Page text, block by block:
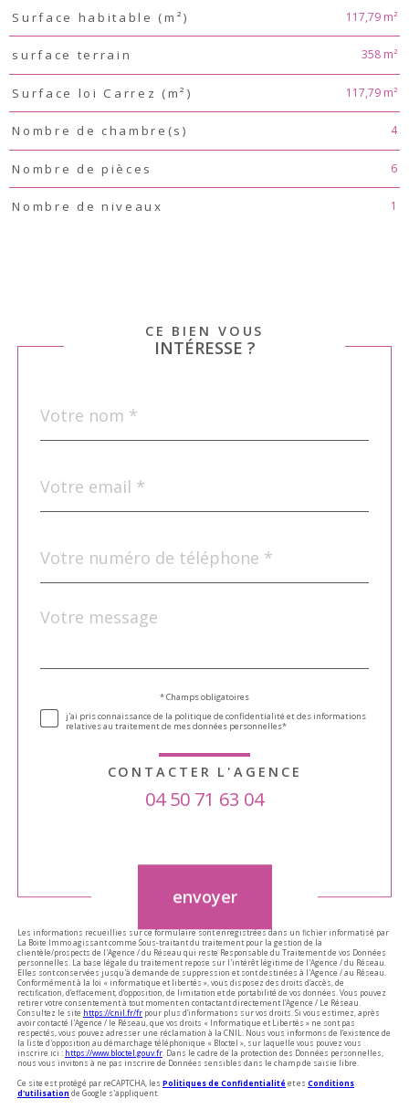
Surface habitable (m²) 117,79 m²
surface terrain 358 m²
Surface loi Carrez (m²) 117,79 m²
Nombre de chambre(s) 4
Nombre de pièces 6
Nombre de niveaux 1
CE BIEN VOUS
INTÉRESSE ?
par
*
*
*
Fieldset
par
Message
*
* Champs obligatoires
j'ai pris connaissance de la politique de confidentialité et des informations
relatives au traitement de mes données personnelles*
CONTACTER L'AGENCE
04 50 71 63 04
envoyer
Les informations recueillies sur ce formulaire sont enregistrées dans un fichier informatisé par
La Boite Immo agissant comme Sous-traitant du traitement pour la gestion de la
clientèle/prospects de l'Agence / du Réseau qui reste Responsable du Traitement de vos Données
personnelles. La base légale du traitement repose sur l'intérêt légitime de l'Agence / du Réseau.
Elles sont conservées jusqu'à demande de suppression et sont destinées à l'Agence / au Réseau.
Conformément à la loi « informatique et libertés », vous disposez des droits d’accès, de
rectification, d’effacement, d’opposition, de limitation et de portabilité de vos données. Vous pouvez
retirer votre consentement à tout moment en contactant directement l’Agence / Le Réseau.
Consultez le site https://cnil.fr/fr pour plus d’informations sur vos droits. Si vous estimez, après
avoir contacté l'Agence / le Réseau, que vos droits « Informatique et Libertés » ne sont pas
respectés, vous pouvez adresser une réclamation à la CNIL. Nous vous informons de l’existence de
la liste d'opposition au démarchage téléphonique « Bloctel », sur laquelle vous pouvez vous
inscrire ici : https://www.bloctel.gouv.fr . Dans le cadre de la protection des Données personnelles,
nous vous invitons à ne pas inscrire de Données sensibles dans le champ de saisie libre.
Ce site est protégé par reCAPTCHA, les Politiques de Confidentialité et es Conditions
d'utilisation de Google s'appliquent.